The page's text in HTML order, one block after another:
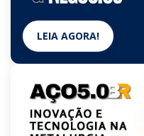
LEIA AGORA!